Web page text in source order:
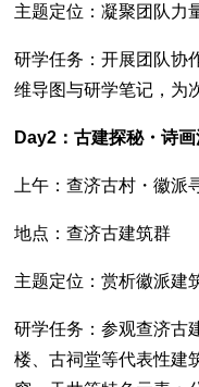
主题定位：凝聚团队力
研学任务：开展团队协
维导图与研学笔记，为
Day2：古建探秘・诗
上午：查济古村・徽派
地点：查济古建筑群
主题定位：赏析徽派建
研学任务：参观查济古
楼、古祠堂等代表性建